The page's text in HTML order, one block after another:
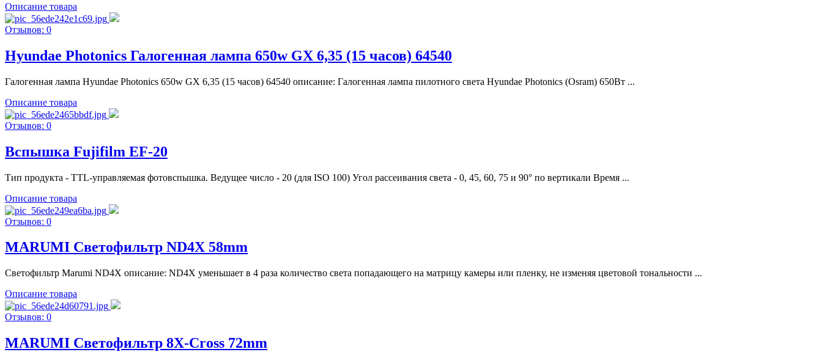
Описание товара
Отзывов: 0
Hyundae Photonics Галогенная лампа 650w GX 6,35 (15 часов) 64540
Галогенная лампа Hyundae Photonics 650w GX 6,35 (15 часов) 64540 описание: Галогенная лампа пилотного света Hyundae Photonics (Osram) 650Вт ...
Описание товара
Отзывов: 0
Вспышка Fujifilm EF-20
Тип продукта - TTL-управляемая фотовспышка. Ведущее число - 20 (для ISO 100) Угол рассеивания света - 0, 45, 60, 75 и 90° по вертикали Время ...
Описание товара
Отзывов: 0
MARUMI Светофильтр ND4X 58mm
Светофильтр Marumi ND4X описание: ND4X уменьшает в 4 раза количество света попадающего на матрицу камеры или пленку, не изменяя цветовой тональности ...
Описание товара
Отзывов: 0
MARUMI Светофильтр 8X-Cross 72mm